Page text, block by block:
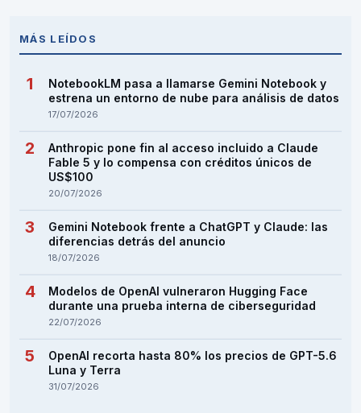
MÁS LEÍDOS
NotebookLM pasa a llamarse Gemini Notebook y
estrena un entorno de nube para análisis de datos
17/07/2026
Anthropic pone fin al acceso incluido a Claude
Fable 5 y lo compensa con créditos únicos de
US$100
20/07/2026
Gemini Notebook frente a ChatGPT y Claude: las
diferencias detrás del anuncio
18/07/2026
Modelos de OpenAI vulneraron Hugging Face
durante una prueba interna de ciberseguridad
22/07/2026
OpenAI recorta hasta 80% los precios de GPT-5.6
Luna y Terra
31/07/2026
entradas